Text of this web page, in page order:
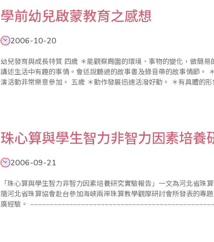
學前幼兒啟蒙教育之感想
2006-10-20
幼兒發育與成長特質 四歲 ＊能觀察周圍的環境、事物的變化，做簡易的判斷思考解答。 ＊會用連貫的語言
講述生活中有趣的事情。會述說聽過的故事書及錄音帶的故事情節。 ＊喜歡幼稚園的團體生活，幼稚園的表
演活動非常樂意參加。 五歲 ＊
珠心算與學生智力非智力因素培養
2006-09-21
「珠心算與學生智力非智力因素培養研究實驗報告」一文為河北省珠
隨河北省珠算協會赴台參加海峽兩岸珠算教學觀摩研討會所發表的專
廣經驗。 ~~~~~~~~~~~~~~~~~~~~~~~~~~~~~~~~~~~~~~~~~~~~~~~~~~~~~~~ 一、研究目的 通過學生珠